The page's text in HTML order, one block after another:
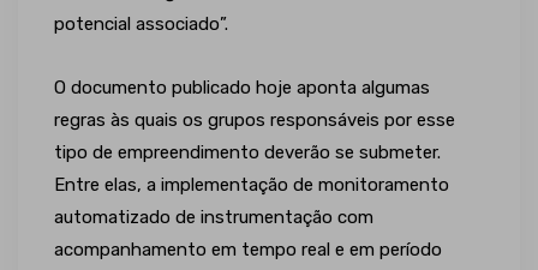
potencial associado”.
O documento publicado hoje aponta algumas
regras às quais os grupos responsáveis por esse
tipo de empreendimento deverão se submeter.
Entre elas, a implementação de monitoramento
automatizado de instrumentação com
acompanhamento em tempo real e em período